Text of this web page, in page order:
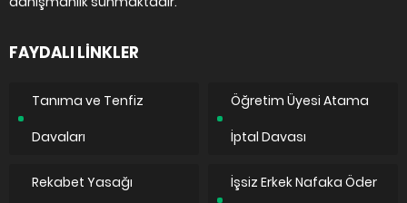
FAYDALI LİNKLER
Tanıma ve Tenfiz
Davaları
Öğretim Üyesi Atama
İptal Davası
Rekabet Yasağı
İşsiz Erkek Nafaka Öder